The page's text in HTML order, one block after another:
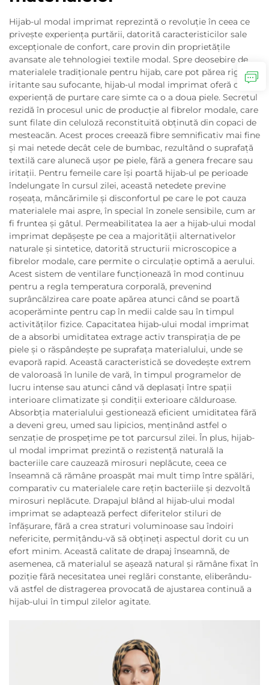
Hijab-ul modal imprimat reprezintă o revoluție în ceea ce
privește experiența purtării, datorită caracteristicilor sale
excepționale de confort, care provin din proprietățile
avansate ale tehnologiei textile modal. Spre deosebire de
materialele tradiționale pentru hijab, care pot părea rigide,
iritante sau sufocante, hijab-ul modal imprimat oferă o
experiență de purtare care simte ca o a doua piele. Secretul
rezidă în procesul unic de producție al fibrelor modale, care
sunt filate din celuloză reconstituită obținută din copaci de
mesteacăn. Acest proces creează fibre semnificativ mai fine
și mai netede decât cele de bumbac, rezultând o suprafață
textilă care alunecă ușor pe piele, fără a genera frecare sau
iritații. Pentru femeile care își poartă hijab-ul pe perioade
îndelungate în cursul zilei, această netedete previne
roșeața, mâncărimile și disconfortul pe care le pot cauza
materialele mai aspre, în special în zonele sensibile, cum ar
fi fruntea și gâtul. Permeabilitatea la aer a hijab-ului modal
imprimat depășește pe cea a majorității alternativelor
naturale și sintetice, datorită structurii microscopice a
fibrelor modale, care permite o circulație optimă a aerului.
Acest sistem de ventilare funcționează în mod continuu
pentru a regla temperatura corporală, prevenind
suprâncălzirea care poate apărea atunci când se poartă
acoperăminte pentru cap în medii calde sau în timpul
activităților fizice. Capacitatea hijab-ului modal imprimat
de a absorbi umiditatea extrage activ transpirația de pe
piele și o răspândește pe suprafața materialului, unde se
evaporă rapid. Această caracteristică se dovedește extrem
de valoroasă în lunile de vară, în timpul programelor de
lucru intense sau atunci când vă deplasați între spații
interioare climatizate și condiții exterioare călduroase.
Absorbția materialului gestionează eficient umiditatea fără
a deveni greu, umed sau lipicios, menținând astfel o
senzație de prospețime pe tot parcursul zilei. În plus, hijab-
ul modal imprimat prezintă o rezistență naturală la
bacteriile care cauzează mirosuri neplăcute, ceea ce
înseamnă că rămâne proaspăt mai mult timp între spălări,
comparativ cu materialele care rețin bacteriile și dezvoltă
mirosuri neplăcute. Drapajul blând al hijab-ului modal
imprimat se adaptează perfect diferitelor stiluri de
înfășurare, fără a crea straturi voluminoase sau îndoiri
nefericite, permițându-vă să obțineți aspectul dorit cu un
efort minim. Această calitate de drapaj înseamnă, de
asemenea, că materialul se așează natural și rămâne fixat în
poziție fără necesitatea unei reglări constante, eliberându-
vă astfel de distragerea provocată de ajustarea continuă a
hijab-ului în timpul zilelor agitate.